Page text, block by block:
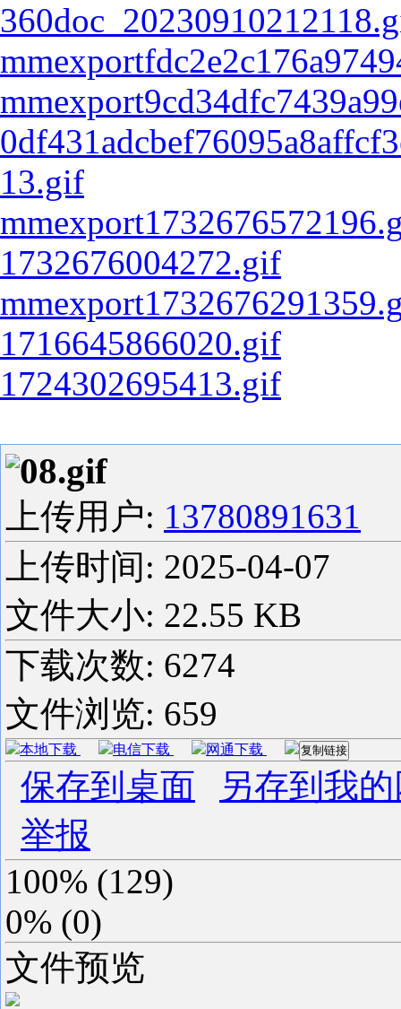
13.gif
1732676004272.gif
1716645866020.gif
1724302695413.gif
08.gif
上传用户: 13780891631
上传时间: 2025-04-07
文件大小: 22.55 KB
下载次数: 6274
文件浏览: 659
本地下载 电信下载 网通下载 复制链接
保存到桌面
另存到我
举报
100% (129)
0% (0)
文件预览